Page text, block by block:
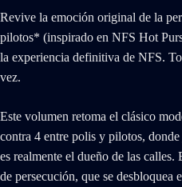
Revive la emoción original de la
pilotos* (inspirado en NFS Hot
la experiencia definitiva de NFS.
vez.
Este volumen retoma el clásico
contra 4 entre polis y pilotos,
es realmente el dueño de las
de persecución, que se desbloquea